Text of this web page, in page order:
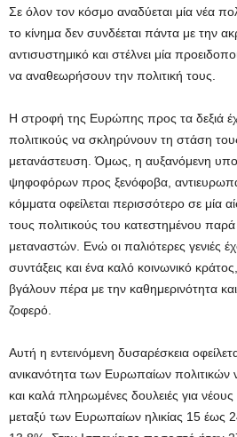
Σε όλον τον κόσμο αναδύεται μία νέα
το κίνημα δεν συνδέεται πάντα με την
αντισυστημικό και στέλνει μία
να αναθεωρήσουν την πολιτική τους.
Η στροφή της Ευρώπης προς τα δεξιά
πολιτικούς να σκληρύνουν τη στάση
μετανάστευση. Όμως, η αυξανόμενη
ψηφοφόρων προς ξενόφοβα,
κόμματα οφείλεται περισσότερο σε μία
τους πολιτικούς του κατεστημένου
μεταναστών. Ενώ οι παλιότερες γενιές
συντάξεις και ένα καλό κοινωνικό
βγάλουν πέρα με την καθημερινότητα
ζοφερό.
Αυτή η εντεινόμενη δυσαρέσκεια
ανικανότητα των Ευρωπαίων πολιτικών
και καλά πληρωμένες δουλειές για
μεταξύ των Ευρωπαίων ηλικίας 15 έως